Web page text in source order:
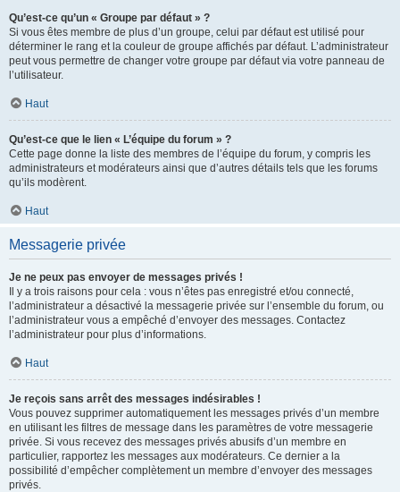
Qu’est-ce qu’un « Groupe par défaut » ?
Si vous êtes membre de plus d’un groupe, celui par défaut est utilisé pour
déterminer le rang et la couleur de groupe affichés par défaut. L’administrateur
peut vous permettre de changer votre groupe par défaut via votre panneau de
l’utilisateur.
Haut
Qu’est-ce que le lien « L’équipe du forum » ?
Cette page donne la liste des membres de l’équipe du forum, y compris les
administrateurs et modérateurs ainsi que d’autres détails tels que les forums
qu’ils modèrent.
Haut
Messagerie privée
Je ne peux pas envoyer de messages privés !
Il y a trois raisons pour cela : vous n’êtes pas enregistré et/ou connecté,
l’administrateur a désactivé la messagerie privée sur l’ensemble du forum, ou
l’administrateur vous a empêché d’envoyer des messages. Contactez
l’administrateur pour plus d’informations.
Haut
Je reçois sans arrêt des messages indésirables !
Vous pouvez supprimer automatiquement les messages privés d’un membre
en utilisant les filtres de message dans les paramètres de votre messagerie
privée. Si vous recevez des messages privés abusifs d’un membre en
particulier, rapportez les messages aux modérateurs. Ce dernier a la
possibilité d’empêcher complètement un membre d’envoyer des messages
privés.